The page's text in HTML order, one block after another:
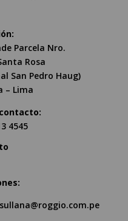
Parcela Nro.
Rosa
San Pedro Haug)
– Lima
4545